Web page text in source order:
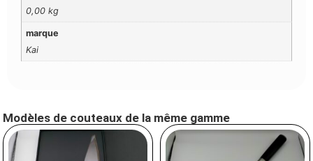
0,00 kg
marque
Kai
Modèles de couteaux de la même gamme